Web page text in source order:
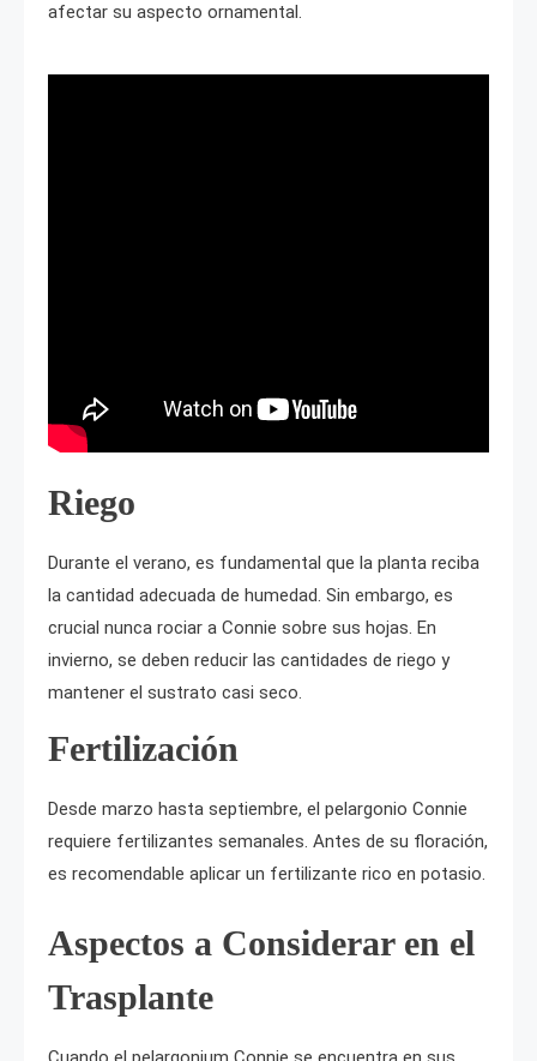
afectar su aspecto ornamental.
Riego
Durante el verano, es fundamental que la planta reciba
la cantidad adecuada de humedad. Sin embargo, es
crucial nunca rociar a Connie sobre sus hojas. En
invierno, se deben reducir las cantidades de riego y
mantener el sustrato casi seco.
Fertilización
Desde marzo hasta septiembre, el pelargonio Connie
requiere fertilizantes semanales. Antes de su floración,
es recomendable aplicar un fertilizante rico en potasio.
Aspectos a Considerar en el
Trasplante